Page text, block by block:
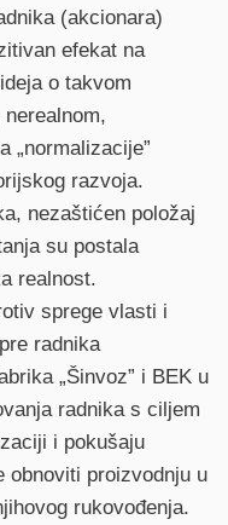
(akcionara)
efekat na
o takvom
„normalizacije”
razvoja.
nezaštićen položaj
su postala
realnost.
sprege vlasti i
radnika
„Šinvoz” i BEK u
radnika s ciljem
i pokušaju
obnoviti proizvodnju u
rukovođenja.